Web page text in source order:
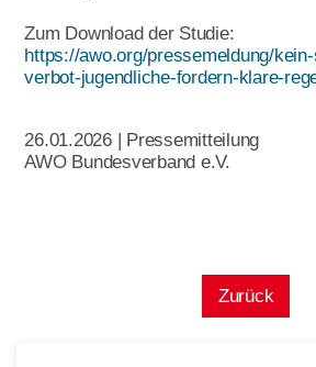
Zum Download der Studie:
https://awo.org/pressemeldung/
verbot-jugendliche-fordern-klare-
26.01.2026 | Pressemitteilung
AWO Bundesverband e.V.
Zurück